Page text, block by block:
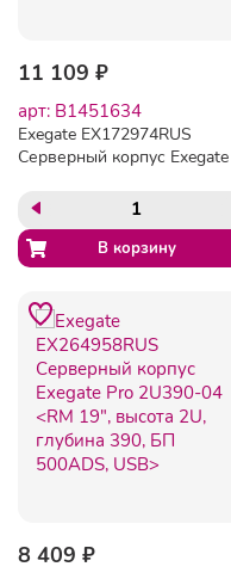
11 109 ₽
арт: B1451634
Exegate EX172974RUS
Серверный корпус Exegate
<RM 19", высота 4U, без
БП, USB>
8 409 ₽